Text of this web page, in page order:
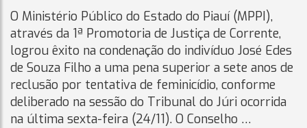
O Ministério Público do Estado do Piauí (MPPI),
através da 1ª Promotoria de Justiça de Corrente,
logrou êxito na condenação do indivíduo José Edes
de Souza Filho a uma pena superior a sete anos de
reclusão por tentativa de feminicídio, conforme
deliberado na sessão do Tribunal do Júri ocorrida
na última sexta-feira (24/11). O Conselho …